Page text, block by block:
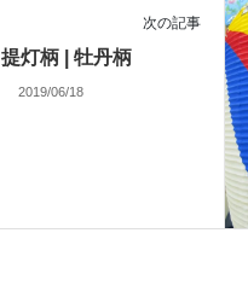
次の記事
提灯柄 | 牡丹柄
2019/06/18